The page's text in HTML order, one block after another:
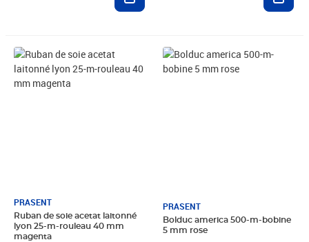
PRASENT
Ruban de soie acetat laitonné
lyon 25-m-rouleau 40 mm
magenta
Prix 9,95€
PRASENT
Bolduc america 500-m-bobine
5 mm rose
Prix 4,49€